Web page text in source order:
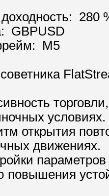
280
GBPUSD
условиях.
открытия
движениях.
параметров